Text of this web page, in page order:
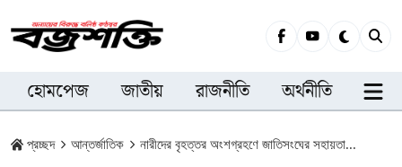
হোমপেজ জাতীয় রাজনীতি অর্থনীতি
প্রচ্ছদ আন্তর্জাতিক নারীদের বৃহত্তর অংশগ্রহণে জাতিসংঘের সহায়তা...